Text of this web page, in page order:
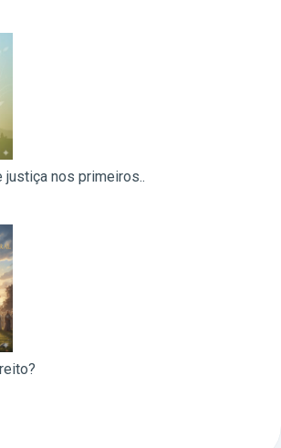
justiça nos primeiros..